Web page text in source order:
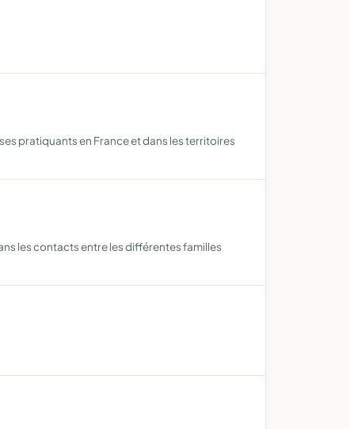
pratiquants en France et dans les territoires
les contacts entre les différentes familles